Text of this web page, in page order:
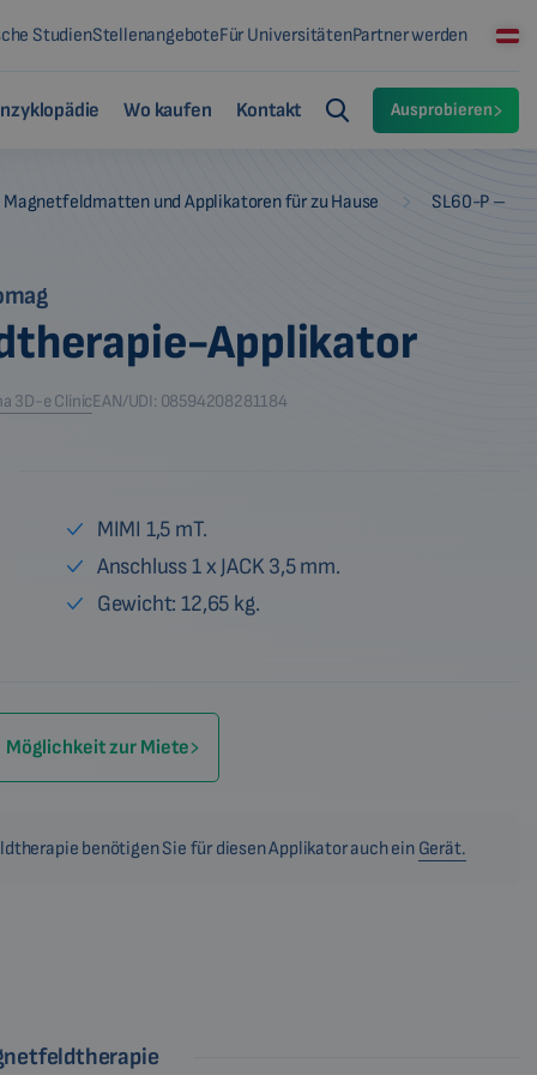
StudienStellenangeboteFür UniversitätenPartner werden
Wo kaufen Kontakt Ausprobieren
Magnetfeldmatten und Applikatoren für zu Hause
SL60-P –
Applikator
3D-e ClinicEAN/UDI: 08594208281184
MIMI 1,5 mT.
Anschluss 1 x JACK 3,5 mm.
Gewicht: 12,65 kg.
Möglichkeit zur Miete
benötigen Sie für diesen Applikator auch ein Gerät.